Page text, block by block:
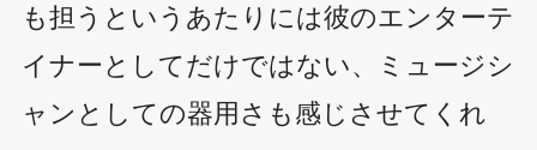
も担うというあたりには彼のエンターテ
イナーとしてだけではない、ミュージシ
ャンとしての器用さも感じさせてくれ